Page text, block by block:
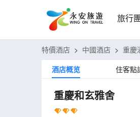
旅行團
特價酒店 > 中國酒店 > 重慶
酒店概览
住客點
重慶和玄雅舍